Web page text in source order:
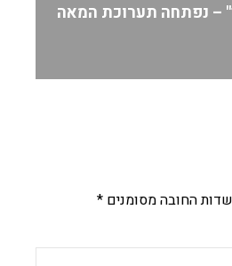
– נפתחה תערוכת המאה
שדות החובה מסומנים *